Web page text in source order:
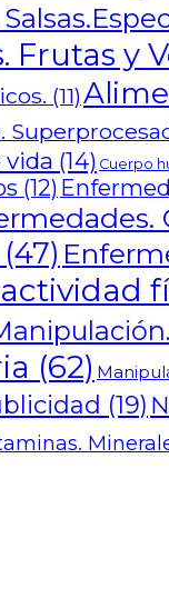
Frutas y
(11)
vida (14) Cuerpo
(12)
(47)
(62)
(19)